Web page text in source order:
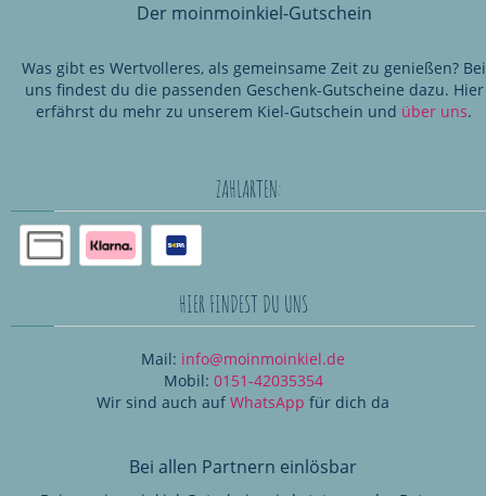
Der moinmoinkiel-Gutschein
Was gibt es Wertvolleres, als gemeinsame Zeit zu genießen? Bei
uns findest du die passenden Geschenk-Gutscheine dazu. Hier
erfährst du mehr zu unserem Kiel-Gutschein und über uns.
ZAHLARTEN:
HIER FINDEST DU UNS
Mail: info@moinmoinkiel.de
Mobil: 0151-42035354
Wir sind auch auf WhatsApp für dich da
Bei allen Partnern einlösbar